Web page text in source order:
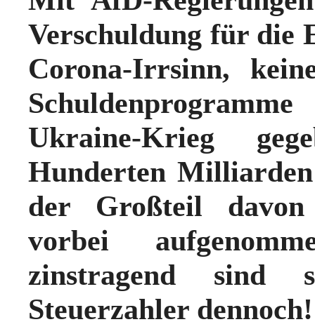
Verschuldung für die
Corona-Irrsinn,
Ukraine-Krieg
Hunderten
der Großteil davon
vorbei
zinstragend sind
Steuerzahler